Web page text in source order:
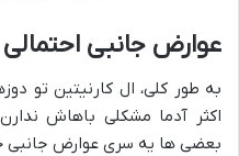
عوارض جانبی احتمالی
به طور کلی، ال کارنیتین تو
اکثر آدما مشکلی باهاش
بعضی ها یه سری عوارض جانبی